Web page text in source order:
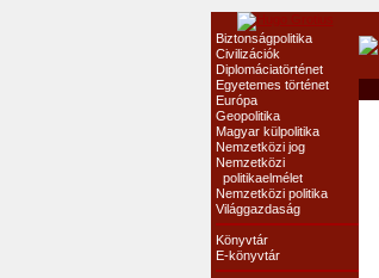
Biztonságpolitika
Civilizációk
Diplomáciatörténet
Egyetemes történet
Európa
Geopolitika
Magyar külpolitika
Nemzetközi jog
Nemzetközi
politikaelmélet
Nemzetközi politika
Világgazdaság
Könyvtár
E-könyvtár